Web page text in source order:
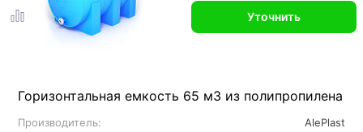
Горизонтальная емкость 65 м3 из полипропилена
Производитель:
AlePlast
Уточнить